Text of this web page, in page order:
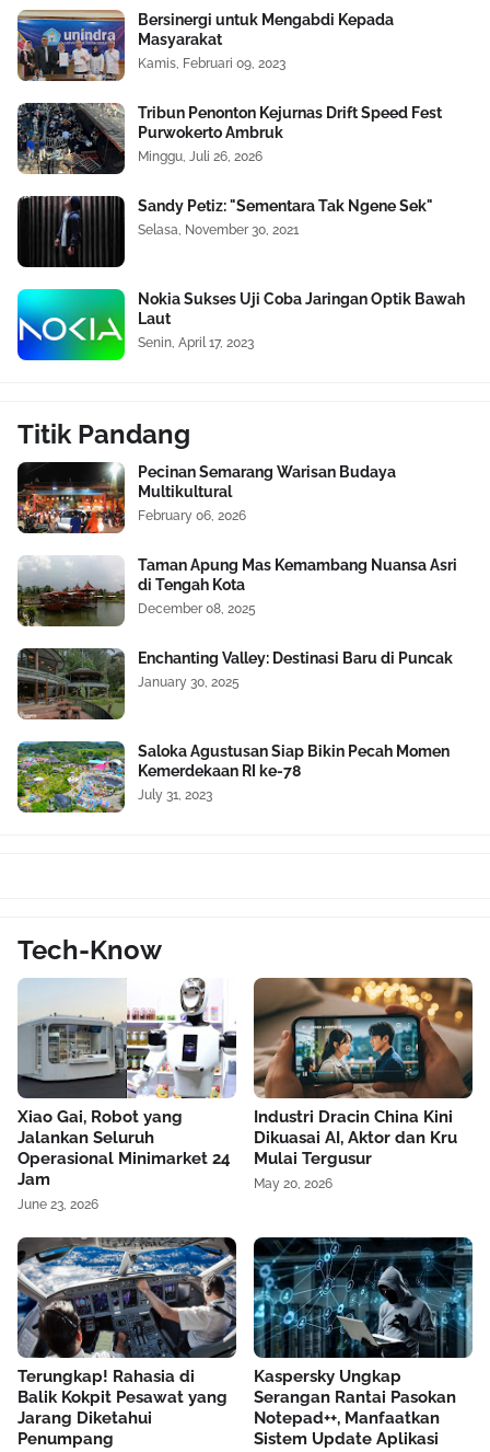
Bersinergi untuk Mengabdi Kepada
Masyarakat
Kamis, Februari 09, 2023
Tribun Penonton Kejurnas Drift Speed Fest
Purwokerto Ambruk
Minggu, Juli 26, 2026
Sandy Petiz: "Sementara Tak Ngene Sek"
Selasa, November 30, 2021
Nokia Sukses Uji Coba Jaringan Optik Bawah
Laut
Senin, April 17, 2023
Titik Pandang
Pecinan Semarang Warisan Budaya
Multikultural
February 06, 2026
Taman Apung Mas Kemambang Nuansa Asri
di Tengah Kota
December 08, 2025
Enchanting Valley: Destinasi Baru di Puncak
January 30, 2025
Saloka Agustusan Siap Bikin Pecah Momen
Kemerdekaan RI ke-78
July 31, 2023
Tech-Know
Xiao Gai, Robot yang
Jalankan Seluruh
Operasional Minimarket 24
Jam
June 23, 2026
Industri Dracin China Kini
Dikuasai AI, Aktor dan Kru
Mulai Tergusur
May 20, 2026
Terungkap! Rahasia di
Balik Kokpit Pesawat yang
Jarang Diketahui
Penumpang
Kaspersky Ungkap
Serangan Rantai Pasokan
Notepad++, Manfaatkan
Sistem Update Aplikasi